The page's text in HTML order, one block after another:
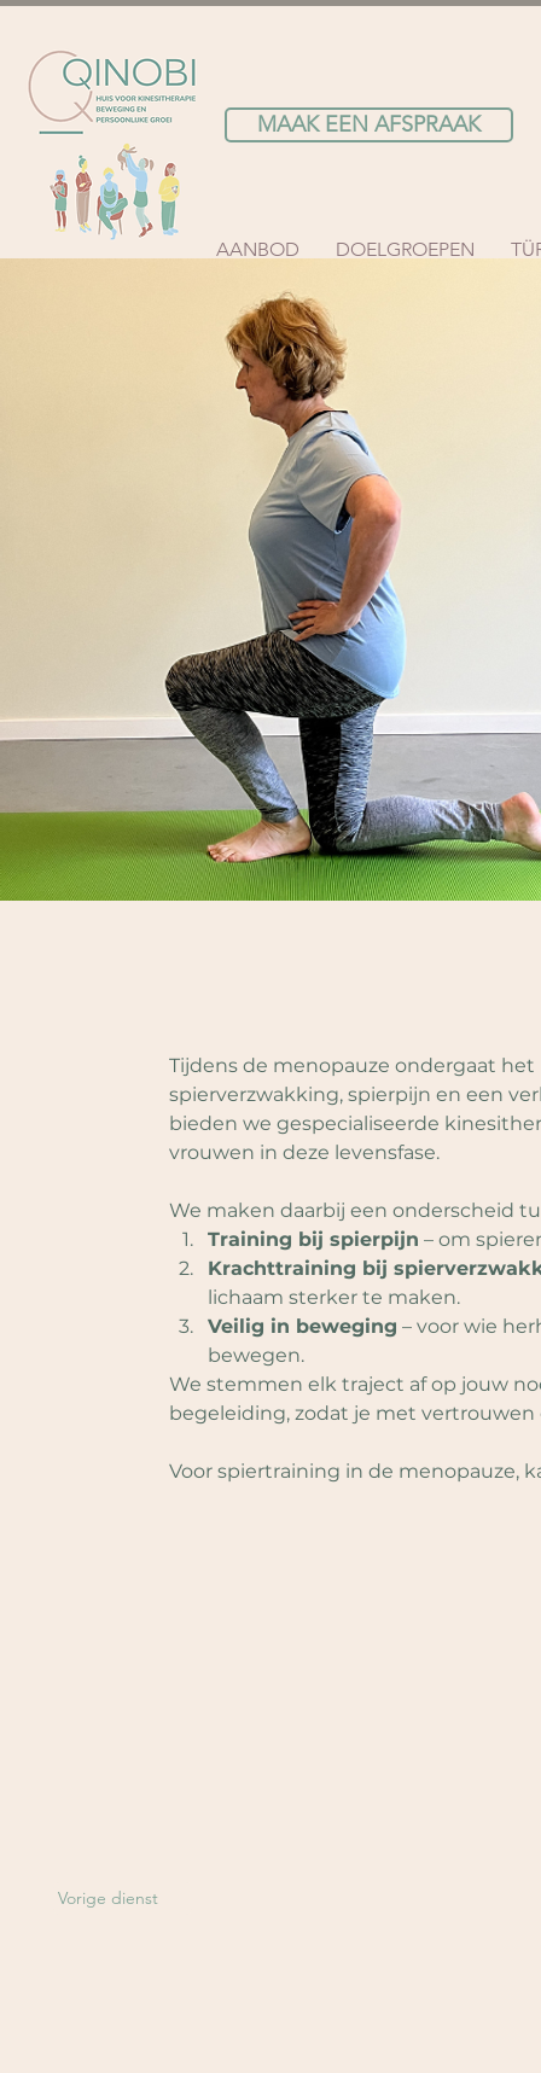
MAAK EEN AFSPRAAK
AANBOD DOELGROEPEN
Tijdens de menopauze ondergaat
spierverzwakking, spierpijn en een
bieden we gespecialiseerde
vrouwen in deze levensfase.
We maken daarbij een onderscheid
Training bij spierpijn – om
Krachttraining bij
lichaam sterker te maken.
Veilig in beweging – voor wie
bewegen.
We stemmen elk traject af op jouw
begeleiding, zodat je met
Voor spiertraining in de menopauze,
Vorige dienst